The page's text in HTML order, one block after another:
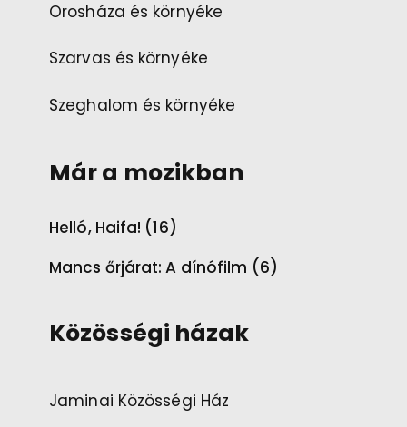
Orosháza és környéke
Szarvas és környéke
Szeghalom és környéke
Már a mozikban
Helló, Haifa! (16)
Mancs őrjárat: A dínófilm (6)
Közösségi házak
Jaminai Közösségi Ház